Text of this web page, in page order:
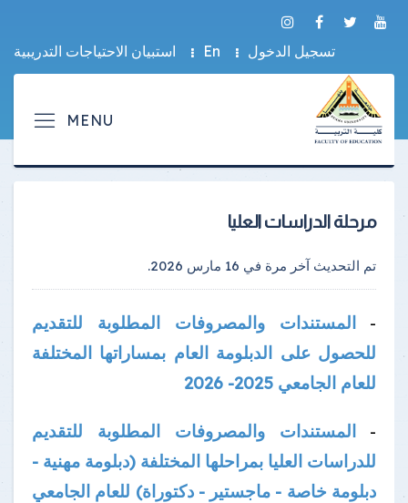
تسجيل الدخول En استبيان الاحتياجات التدريبية
مرحلة الدراسات العليا
تم التحديث آخر مرة في 16 مارس 2026 .
- المستندات والمصروفات المطلوبة للتقديم
للحصول على الدبلومة العام بمساراتها المختلفة
للعام الجامعي 2025- 2026
- المستندات والمصروفات المطلوبة للتقديم
للدراسات العليا بمراحلها المختلفة (دبلومة مهنية -
دبلومة خاصة - ماجستير - دكتوراة) للعام الجامعي